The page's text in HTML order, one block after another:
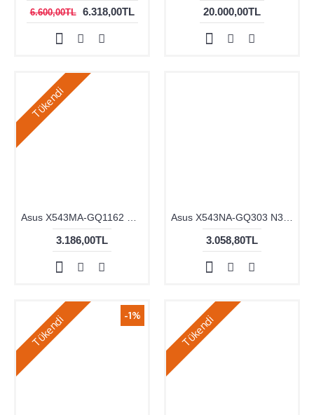
6.600,00TL 6.318,00TL 20.000,00TL
Tükendi
3.186,00TL 3.058,80TL
-1%
Tükendi Tükendi